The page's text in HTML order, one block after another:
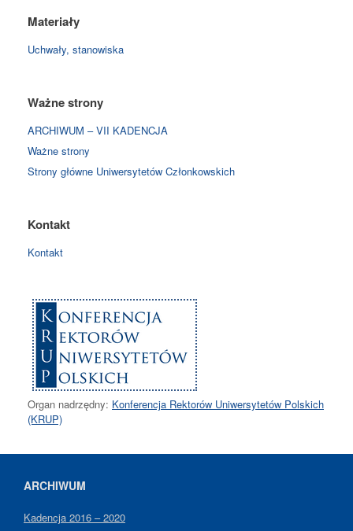
Materiały
Uchwały, stanowiska
Ważne strony
ARCHIWUM – VII KADENCJA
Ważne strony
Strony główne Uniwersytetów Członkowskich
Kontakt
Kontakt
Organ nadrzędny: Konferencja Rektorów Uniwersytetów Polskich
(KRUP)
ARCHIWUM
Kadencja 2016 – 2020